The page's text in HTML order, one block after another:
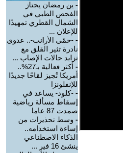
- ين رمضان يجتاز
الفحص الطبي في
الشمال القطري تمهيدًا
للإعلان ...
- -حمّى الأرانب-.. عدوى
نادرة تثير القلق مع
تزايد حالات الإصاب ...
-
أكثر فعالية بـ27%..
أمريكا تُجيز لقاحًا جديدًا
للإنفلونزا
- -كلود- يساعد في
إسقاط مسألة رياضية
صمدت 87 عاما
- وسط تحذيرات من
إساءة استخدامه..
الذكاء الاصطناعي
ينشئ 16 فير ...